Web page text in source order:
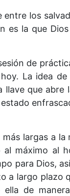
los
es la que
de
La idea
llave que abre
largas a
máximo al
para Dios,
a largo plazo
de